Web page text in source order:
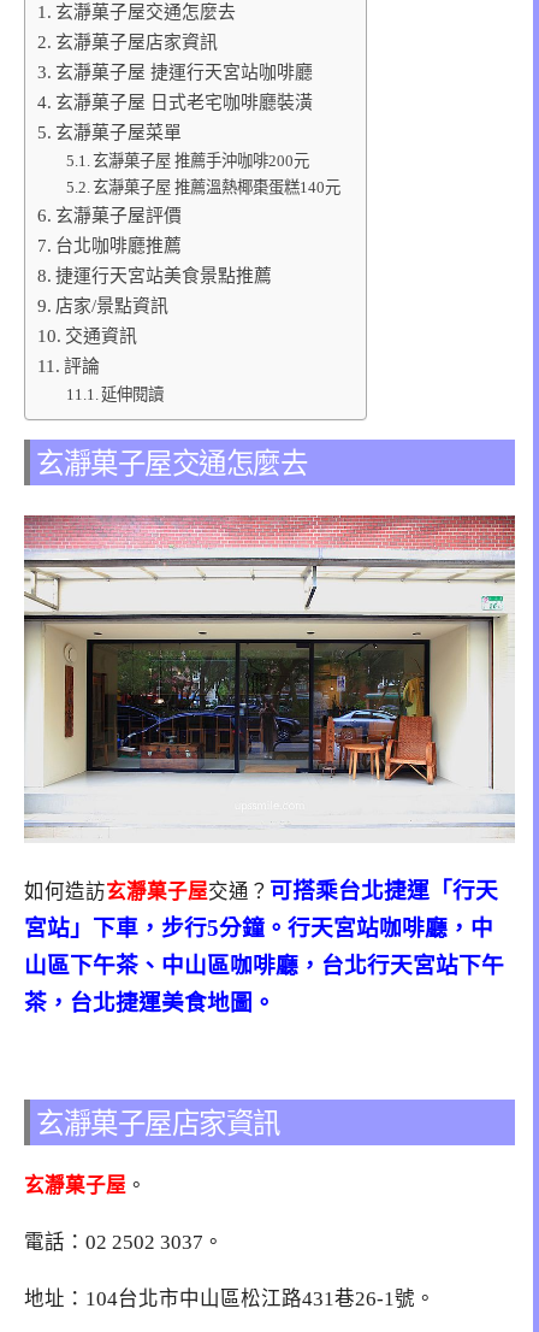
玄瀞菓子屋交通怎麼去
玄瀞菓子屋店家資訊
玄瀞菓子屋 捷運行天宮站咖啡廳
玄瀞菓子屋 日式老宅咖啡廳裝潢
玄瀞菓子屋菜單
玄瀞菓子屋 推薦手沖咖啡200元
玄瀞菓子屋 推薦溫熱椰棗蛋糕140元
玄瀞菓子屋評價
台北咖啡廳推薦
捷運行天宮站美食景點推薦
店家/景點資訊
交通資訊
評論
延伸閱讀
玄瀞菓子屋交通怎麼去
如何造訪玄瀞菓子屋交通？ 可搭乘台北捷運「行天
宮站」下車，步行5分鐘。行天宮站咖啡廳，中
山區下午茶、中山區咖啡廳，台北行天宮站下午
茶，台北捷運美食地圖。
玄瀞菓子屋店家資訊
玄瀞菓子屋 。
電話：02 2502 3037。
地址： 104台北市中山區松江路431巷26-1號 。